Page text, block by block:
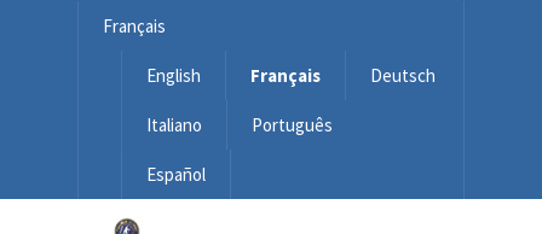
Français
English Français Deutsch
Italiano Português
Español